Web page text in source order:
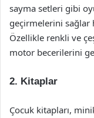
sayma setleri gibi
geçirmelerini sağlar
Özellikle renkli ve
motor becerilerini
2. Kitaplar
Çocuk kitapları,